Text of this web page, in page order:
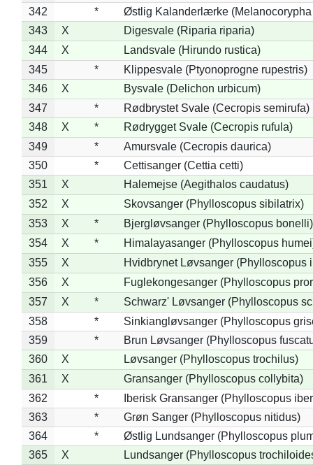
342 *
Østlig Kalanderlærke (Melanocorypha
343
X
Digesvale (Riparia riparia)
344
X
Landsvale (Hirundo rustica)
345
*
Klippesvale (Ptyonoprogne rupestris)
346
X
Bysvale (Delichon urbicum)
347
*
Rødbrystet Svale (Cecropis semirufa)
348
X *
Rødrygget Svale (Cecropis rufula)
349
*
Amursvale (Cecropis daurica)
350
*
Cettisanger (Cettia cetti)
351
X
Halemejse (Aegithalos caudatus)
352
X
Skovsanger (Phylloscopus sibilatrix)
353
X *
Bjergløvsanger (Phylloscopus bonelli)
354
X *
Himalayasanger (Phylloscopus
355
X
Hvidbrynet Løvsanger (Phylloscopus
356
X
Fuglekongesanger (Phylloscopus
357
X *
Schwarz' Løvsanger (Phylloscopus
358
*
Sinkiangløvsanger (Phylloscopus
359
*
Brun Løvsanger (Phylloscopus
360
X
Løvsanger (Phylloscopus trochilus)
361
X
Gransanger (Phylloscopus collybita)
362
*
Iberisk Gransanger (Phylloscopus
363
*
Grøn Sanger (Phylloscopus nitidus)
364
*
Østlig Lundsanger (Phylloscopus
365
X
Lundsanger (Phylloscopus